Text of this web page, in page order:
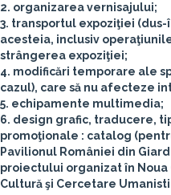
2. organizarea vernisajului;
3. transportul expoziţiei
acesteia, inclusiv
strângerea expoziţiei;
4. modificări temporare ale
cazul), care să nu afecteze
5. echipamente multimedia;
6. design grafic, traducere,
promoţionale : catalog
Pavilionul României din
proiectului organizat în
Cultură şi Cercetare